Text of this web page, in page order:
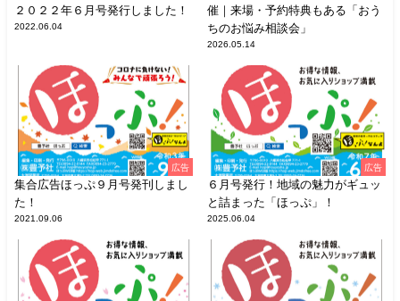
２０２２年６月号発行しました！
2022.06.04
催｜来場・予約特典もある「おう
ちのお悩み相談会」
2026.05.14
広告
集合広告ほっぷ９月号発刊しまし
た！
2021.09.06
広告
６月号発行！地域の魅力がギュッ
と詰まった「ほっぷ」！
2025.06.04